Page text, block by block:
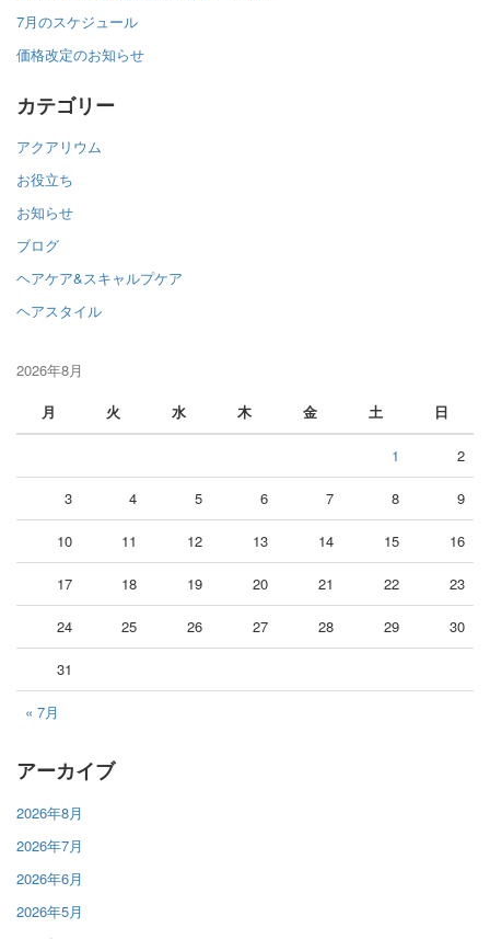
7月のスケジュール
価格改定のお知らせ
カテゴリー
アクアリウム
お役立ち
お知らせ
ブログ
ヘアケア&スキャルプケア
ヘアスタイル
2026年8月
月
火 水 木 金 土 日
« 7月
1 2
3 4 5 6 7 8 9
10 11 12 13 14 15 16
17 18 19 20 21 22 23
24 25 26 27 28 29 30
31
アーカイブ
2026年8月
2026年7月
2026年6月
2026年5月